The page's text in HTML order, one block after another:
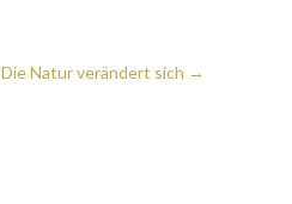
Die Natur verändert sich →